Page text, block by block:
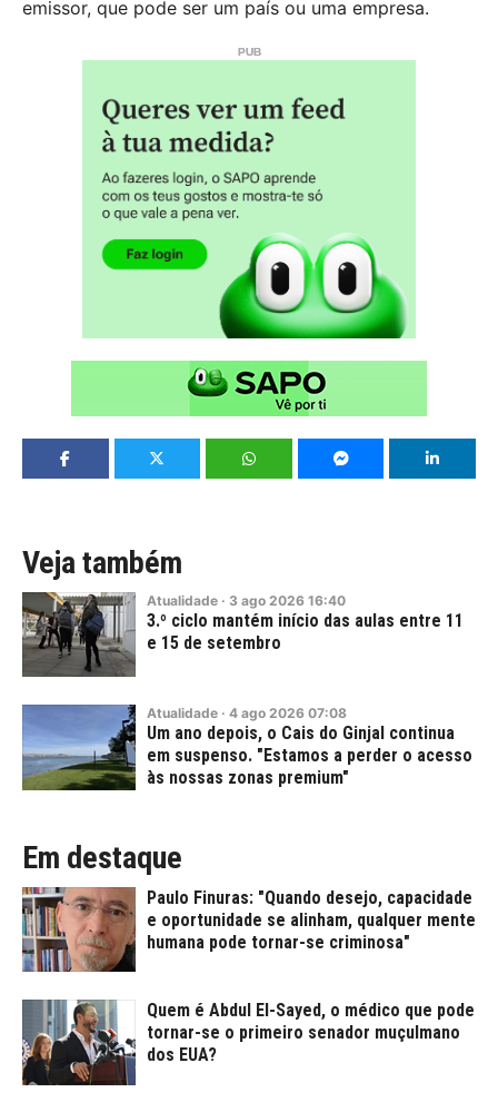
emissor, que pode ser um país ou uma empresa.
Veja também
Atualidade · 3 ago 2026 16:40
3.º ciclo mantém início das aulas entre 11
e 15 de setembro
Atualidade · 4 ago 2026 07:08
Um ano depois, o Cais do Ginjal continua
em suspenso. "Estamos a perder o acesso
às nossas zonas premium"
Em destaque
Paulo Finuras: "Quando desejo, capacidade
e oportunidade se alinham, qualquer mente
humana pode tornar-se criminosa"
Quem é Abdul El-Sayed, o médico que pode
tornar-se o primeiro senador muçulmano
dos EUA?